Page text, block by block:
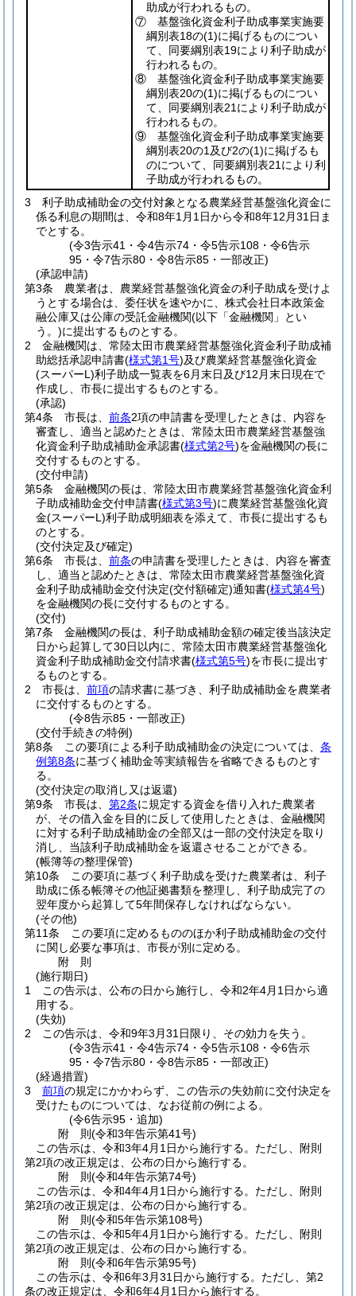
助成が行われるもの。
⑦ 基盤強化資金利子助成事業実施要
綱別表18の(1)に掲げるものについ
て、同要綱別表19により利子助成が
行われるもの。
⑧ 基盤強化資金利子助成事業実施要
綱別表20の(1)に掲げるものについ
て、同要綱別表21により利子助成が
行われるもの。
⑨ 基盤強化資金利子助成事業実施要
綱別表20の1及び2の(1)に掲げるも
のについて、同要綱別表21により利
子助成が行われるもの。
3
利子助成補助金の交付対象となる農業経営基盤強化資金に
係る利息の期間は、令和8年1月1日から令和8年12月31日ま
でとする。
(令3告示41・令4告示74・令5告示108・令6告示
95・令7告示80・令8告示85・一部改正)
(承認申請)
第3条
農業者は、農業経営基盤強化資金の利子助成を受けよ
うとする場合は、委任状を速やかに、株式会社日本政策金
融公庫又は公庫の受託金融機関(以下「金融機関」とい
う。)に提出するものとする。
2
金融機関は、常陸太田市農業経営基盤強化資金利子助成補
助総括承認申請書(様式第1号)及び農業経営基盤強化資金
(スーパーL)利子助成一覧表を6月末日及び12月末日現在で
作成し、市長に提出するものとする。
(承認)
第4条
市長は、 前条2項の申請書を受理したときは、内容を
審査し、適当と認めたときは、常陸太田市農業経営基盤強
化資金利子助成補助金承認書(様式第2号)を金融機関の長に
交付するものとする。
(交付申請)
第5条
金融機関の長は、常陸太田市農業経営基盤強化資金利
子助成補助金交付申請書(様式第3号)に農業経営基盤強化資
金(スーパーL)利子助成明細表を添えて、市長に提出するも
のとする。
(交付決定及び確定)
第6条
市長は、 前条の申請書を受理したときは、内容を審査
し、適当と認めたときは、常陸太田市農業経営基盤強化資
金利子助成補助金交付決定(交付額確定)通知書(様式第4号)
を金融機関の長に交付するものとする。
(交付)
第7条
金融機関の長は、利子助成補助金額の確定後当該決定
日から起算して30日以内に、常陸太田市農業経営基盤強化
資金利子助成補助金交付請求書(様式第5号)を市長に提出す
るものとする。
2
市長は、 前項の請求書に基づき、利子助成補助金を農業者
に交付するものとする。
(令8告示85・一部改正)
(交付手続きの特例)
第8条
この要項による利子助成補助金の決定については、 条
例第8条に基づく補助金等実績報告を省略できるものとす
る。
(交付決定の取消し又は返還)
第9条
市長は、 第2条に規定する資金を借り入れた農業者
が、その借入金を目的に反して使用したときは、金融機関
に対する利子助成補助金の全部又は一部の交付決定を取り
消し、当該利子助成補助金を返還させることができる。
(帳簿等の整理保管)
第10条
この要項に基づく利子助成を受けた農業者は、利子
助成に係る帳簿その他証拠書類を整理し、利子助成完了の
翌年度から起算して5年間保存しなければならない。
(その他)
第11条
この要項に定めるもののほか利子助成補助金の交付
に関し必要な事項は、市長が別に定める。
附 則
(施行期日)
1
この告示は、公布の日から施行し、令和2年4月1日から適
用する。
(失効)
2
この告示は、令和9年3月31日限り、その効力を失う。
(令3告示41・令4告示74・令5告示108・令6告示
95・令7告示80・令8告示85・一部改正)
(経過措置)
3
前項の規定にかかわらず、この告示の失効前に交付決定を
受けたものについては、なお従前の例による。
(令6告示95・追加)
附 則(令和3年告示第41号)
この告示は、令和3年4月1日から施行する。 ただし、附則
第2項の改正規定は、公布の日から施行する。
附 則(令和4年告示第74号)
この告示は、令和4年4月1日から施行する。 ただし、附則
第2項の改正規定は、公布の日から施行する。
附 則(令和5年告示第108号)
この告示は、令和5年4月1日から施行する。 ただし、附則
第2項の改正規定は、公布の日から施行する。
附 則(令和6年告示第95号)
この告示は、令和6年3月31日から施行する。 ただし、第2
条の改正規定は、令和6年4月1日から施行する。